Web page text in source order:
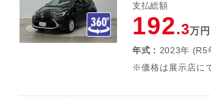
支払総額
192.3万円
年式 : 2023年 (R5
※価格は展示店に